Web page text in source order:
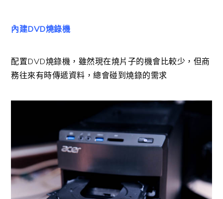
內建DVD燒錄機
配置DVD燒錄機，雖然現在燒片子的機會比較少，但商
務往來有時傳遞資料，總會碰到燒錄的需求